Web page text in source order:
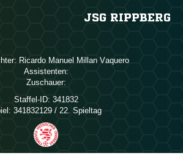
JSG RIPPBERG
   
Assistenten:
Zuschauer:
Staffel-ID: 341832
341832129 / 22. Spieltag